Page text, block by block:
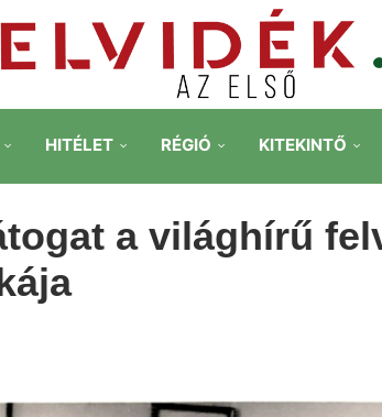
HITÉLET RÉGIÓ KITEKINTŐ
a világhírű